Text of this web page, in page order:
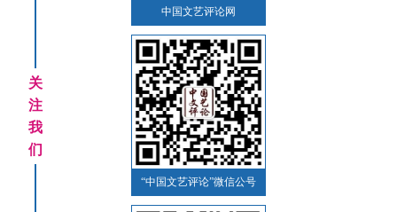
关
注
我
们
中国文艺评论网
“中国文艺评论”微信公号